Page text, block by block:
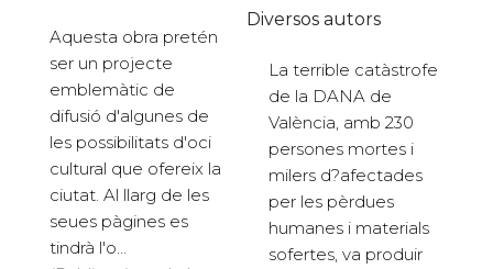
Aquesta obra pretén
ser un projecte
emblemàtic de
difusió d'algunes de
les possibilitats d'oci
cultural que ofereix la
ciutat. Al llarg de les
seues pàgines es
tindrà l'o...
Diversos autors
La terrible catàstrofe
de la DANA de
València, amb 230
persones mortes i
milers d?afectades
per les pèrdues
humanes i materials
sofertes, va produir